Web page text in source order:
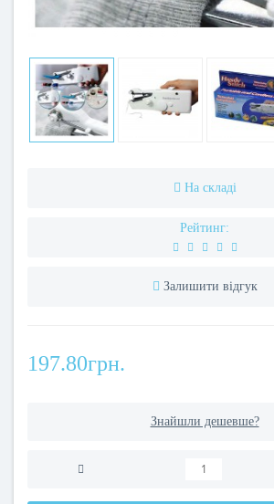
На складі
Рейтинг:
Залишити відгук
197.80грн.
Знайшли дешевше?